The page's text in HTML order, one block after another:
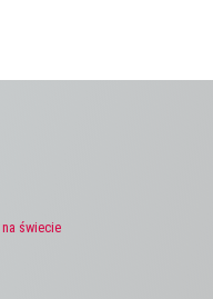
na świecie